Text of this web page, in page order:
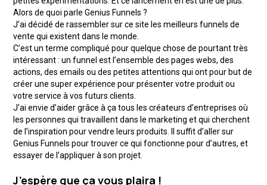
Alors de quoi parle Genius Funnels ?
J’ai décidé de rassembler sur ce site les meilleurs funnels de
vente qui existent dans le monde.
C’est un terme compliqué pour quelque chose de pourtant très
intéressant : un funnel est l’ensemble des pages webs, des
actions, des emails ou des petites attentions qui ont pour but de
créer une super expérience pour présenter votre produit ou
votre service à vos futurs clients.
J’ai envie d’aider grâce à ça tous les créateurs d’entreprises où
les personnes qui travaillent dans le marketing et qui cherchent
de l’inspiration pour vendre leurs produits. Il suffit d’aller sur
Genius Funnels pour trouver ce qui fonctionne pour d’autres, et
essayer de l’appliquer à son projet.
J’espère que ça vous plaira !